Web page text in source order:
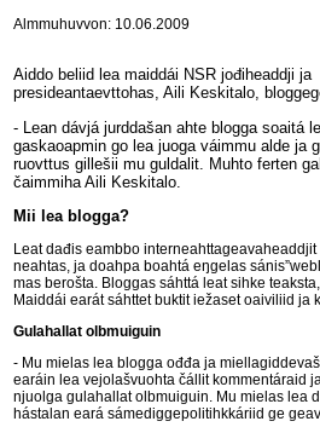
Almmuhuvvon: 10.06.2009
Aiddo beliid lea maiddái NSR jođiheaddji ja
presideantaevttohas, Aili Keskitalo,
- Lean dávjá jurddašan ahte blogga soaitá
gaskaoapmin go lea juoga váimmu alde ja
ruovttus gillešii mu guldalit. Muhto ferten
čaimmiha Aili Keskitalo.
Mii lea blogga?
Leat dađis eambbo
neahtas, ja doahpa boahtá eŋgelas sánis”
mas berošta. Bloggas sáhttá leat sihke
Maiddái earát sáhttet buktit iežaset oaiviliid
Gulahallat olbmuiguin
- Mu mielas lea blogga ođđa ja
earáin lea vejolašvuohta čállit kommentáraid
njuolga gulahallat olbmuiguin. Mu mielas lea
hástalan eará sámediggepolitihkkáriid ge